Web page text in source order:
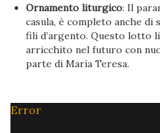
Ornamento liturgico: Il
casula, è completo anche
fili d’argento. Questo lotto
arricchito nel futuro con
parte di María Teresa.
Error